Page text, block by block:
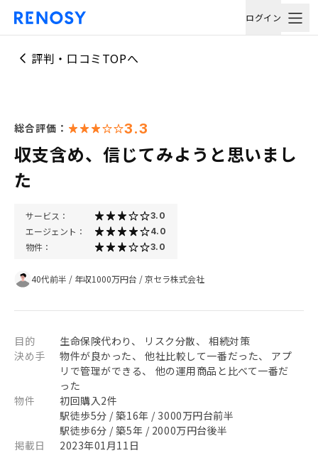
ログイン
評判・口コミTOPへ
総合評価： 3.3
収支含め、信じてみようと思いまし
た
サービス： 3.0
エージェント： 4.0
物件： 3.0
40代前半 / 年収1000万円台 /京セラ株式会社
目的
生命保険代わり、 リスク分散、 相続対策
決め手
物件が良かった、 他社比較して一番だった、 アプ
リで管理ができる、 他の運用商品と比べて一番だ
った
物件
初回購入2件
駅徒歩5分 / 築16年 / 3000万円台前半
駅徒歩6分 / 築5年 / 2000万円台後半
掲載日
2023年01月11日